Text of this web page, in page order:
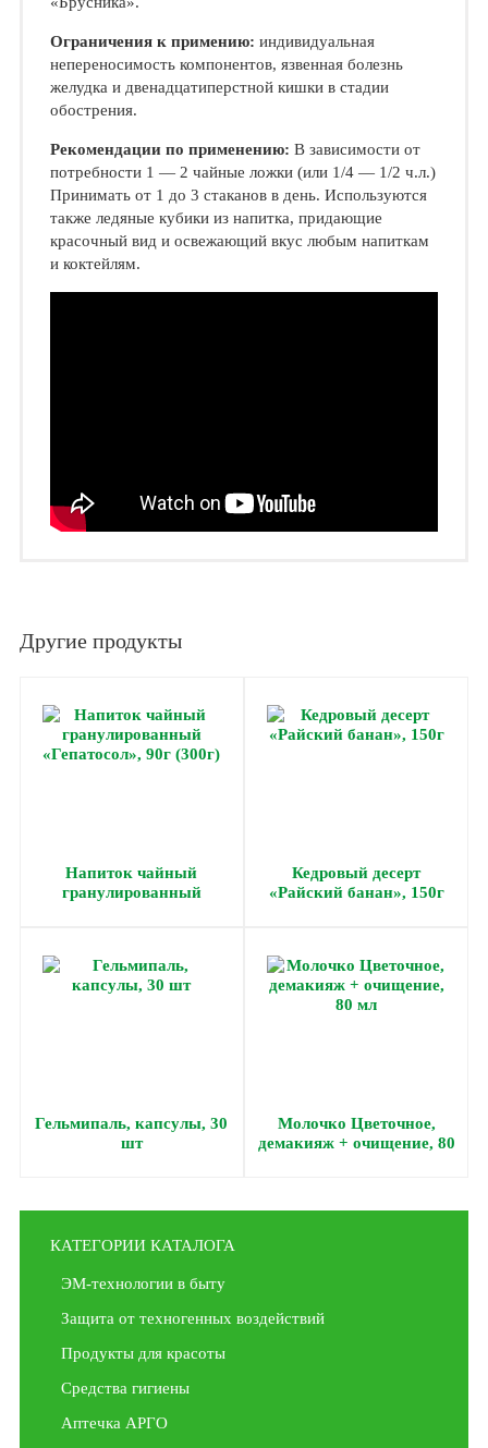
Ограничения к примению: индивидуальная
непереносимость компонентов, язвенная болезнь
желудка и двенадцатиперстной кишки в стадии
обострения.
Рекомендации по применению: В зависимости от
потребности 1 — 2 чайные ложки (или 1/4 — 1/2 ч.л.)
Принимать от 1 до 3 стаканов в день. Используются
также ледяные кубики из напитка, придающие
красочный вид и освежающий вкус любым напиткам
и коктейлям.
Другие продукты
Напиток чайный
гранулированный
Кедровый десерт
«Райский банан», 150г
Гельмипаль, капсулы, 30
шт
Молочко Цветочное,
демакияж + очищение, 80
КАТЕГОРИИ КАТАЛОГА
ЭМ-технологии в быту
Защита от техногенных воздействий
Продукты для красоты
Средства гигиены
Аптечка АРГО